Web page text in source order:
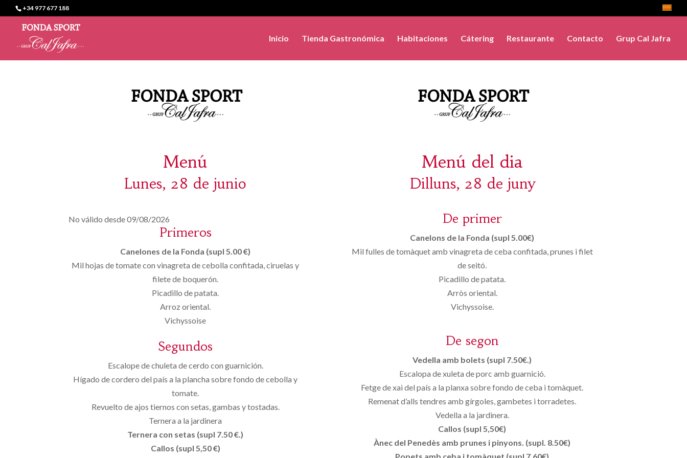
+34 977 677 188
Inicio Tienda Gastronómica Habitaciones Cátering Restaurante Contacto Grup Cal Jafra
Menú
Lunes, 28 de junio
No válido desde 09/08/2026
Primeros
Canelones de la Fonda (supl 5.00 €)
Mil hojas de tomate con vinagreta de cebolla confitada, ciruelas y
filete de boquerón.
Picadillo de patata.
Arroz oriental.
Vichyssoise
Segundos
Escalope de chuleta de cerdo con guarnición.
Hígado de cordero del país a la plancha sobre fondo de cebolla y
tomate.
Revuelto de ajos tiernos con setas, gambas y tostadas.
Ternera a la jardinera
Ternera con setas (supl 7.50 €.)
Callos (supl 5,50 €)
Menú del dia
Dilluns, 28 de juny
De primer
Canelons de la Fonda (supl 5.00€)
Mil fulles de tomàquet amb vinagreta de ceba confitada, prunes i filet
de seitó.
Picadillo de patata.
Arròs oriental.
Vichyssoise.
De segon
Vedella amb bolets (supl 7.50€.)
Escalopa de xuleta de porc amb guarnició.
Fetge de xai del país a la planxa sobre fondo de ceba i tomàquet.
Remenat d’alls tendres amb gírgoles, gambetes i torradetes.
Vedella a la jardinera.
Callos (supl 5,50€)
Ànec del Penedès amb prunes i pinyons. (supl. 8.50€)